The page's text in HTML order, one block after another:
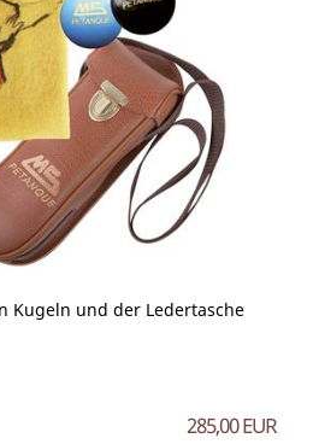
Kugeln und der Ledertasche
285,00 EUR